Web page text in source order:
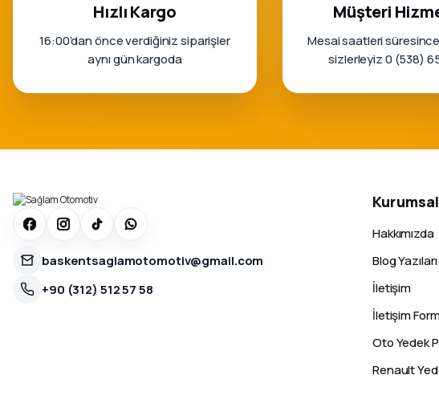
Hızlı Kargo
16:00’dan önce verdiğiniz siparişler
aynı gün kargoda
Müşteri
Mesai saatleri
sizlerleyiz 0 (538)
baskentsaglamotomotiv@gmail.com
+90 (312) 512 57 58
Kurumsal
Hakkımızda
Blog Yazıları
İletişim
İletişim
Oto Yedek
Renault